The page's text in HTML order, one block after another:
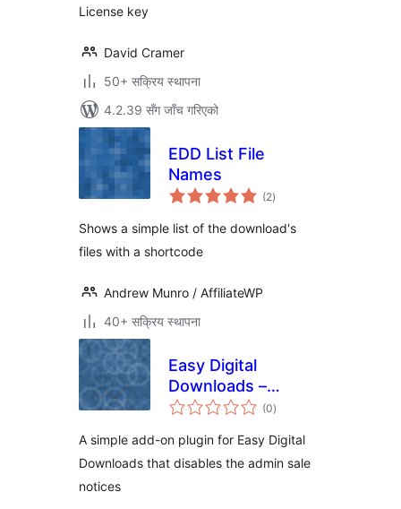
License key
David Cramer
50+ सक्रिय स्थापना
4.2.39 सँग जाँच गरिएको
EDD List File
Names
(2कुल
रेटिङ्गहरू
)
Shows a simple list of the download's
files with a shortcode
Andrew Munro / AffiliateWP
40+ सक्रिय स्थापना
Easy Digital
Downloads –
Disable Admin
(0कुल
रेटिङ्गहरू
)
A simple add-on plugin for Easy Digital
Downloads that disables the admin sale
notices